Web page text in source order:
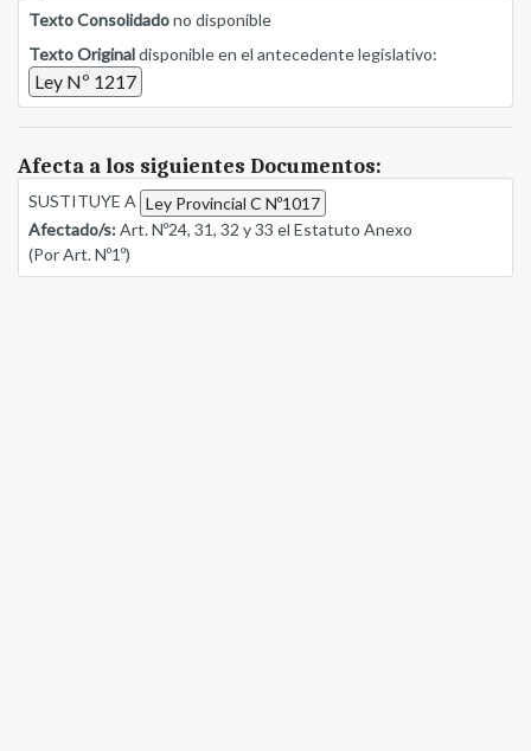
Texto Consolidadono disponible
Texto Originaldisponible en el antecedente legislativo:
Ley Nº 1217
Afecta a los siguientes Documentos:
SUSTITUYE A Ley Provincial C Nº1017
Afectado/s:Art. Nº24, 31, 32 y 33 el Estatuto Anexo
(Por Art. Nº1º)